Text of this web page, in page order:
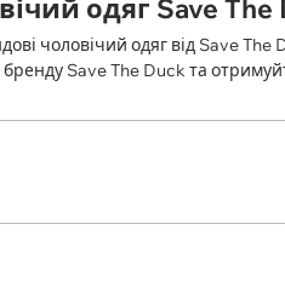
одяг Save The
чоловічий одяг від Save The
бренду Save The Duck та